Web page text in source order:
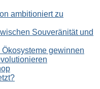
ambitioniert zu
Souveränität und
gewinnen